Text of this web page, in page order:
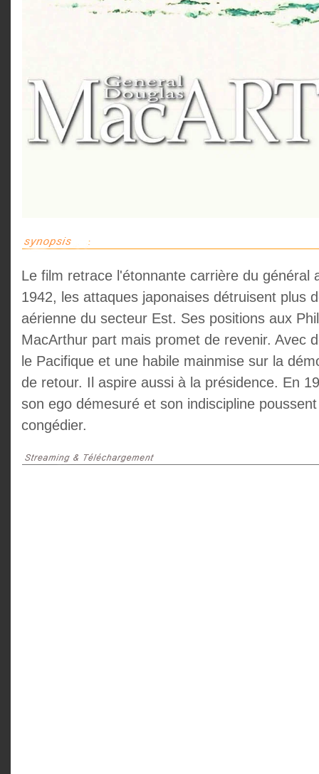
Le film retrace l'étonnante carrière du général
1942, les attaques japonaises détruisent plus
aérienne du secteur Est. Ses positions aux
MacArthur part mais promet de revenir. Avec
le Pacifique et une habile mainmise sur la
de retour. Il aspire aussi à la présidence. En
son ego démesuré et son indiscipline
congédier.